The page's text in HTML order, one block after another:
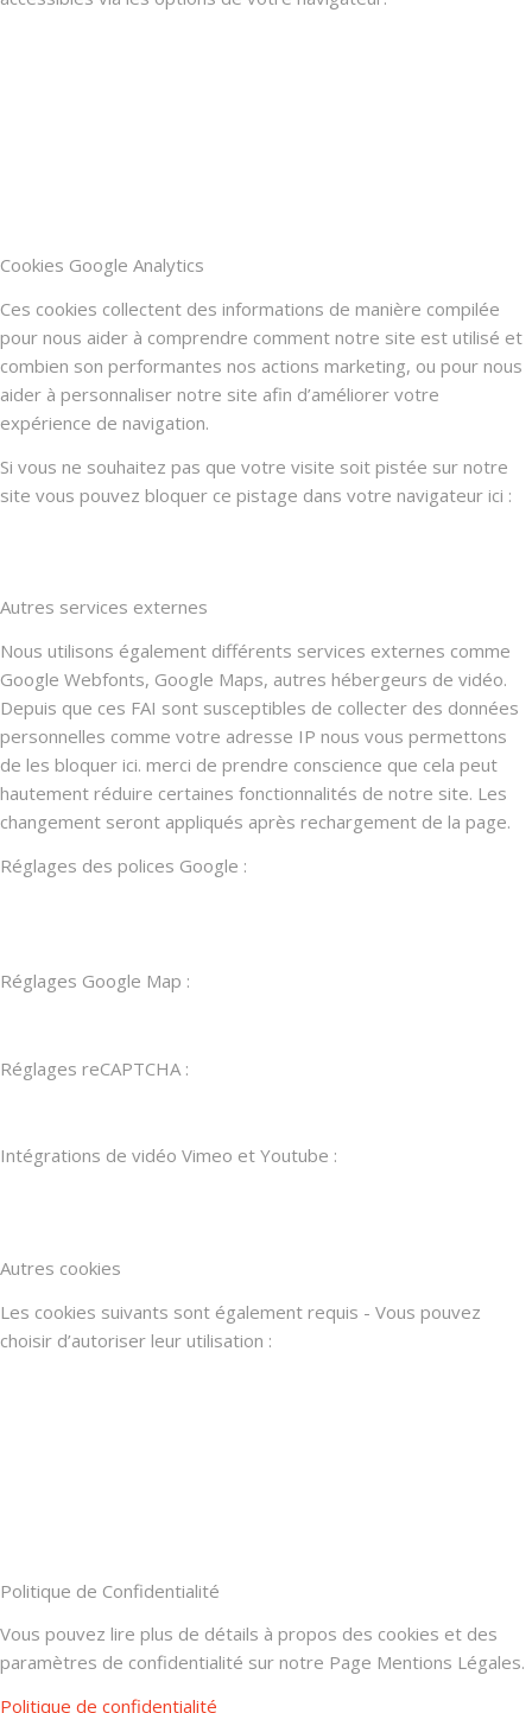
Cookies Google Analytics
Ces cookies collectent des informations de manière compilée
pour nous aider à comprendre comment notre site est utilisé et
combien son performantes nos actions marketing, ou pour nous
aider à personnaliser notre site afin d’améliorer votre
expérience de navigation.
Si vous ne souhaitez pas que votre visite soit pistée sur notre
site vous pouvez bloquer ce pistage dans votre navigateur ici :
Autres services externes
Nous utilisons également différents services externes comme
Google Webfonts, Google Maps, autres hébergeurs de vidéo.
Depuis que ces FAI sont susceptibles de collecter des données
personnelles comme votre adresse IP nous vous permettons
de les bloquer ici. merci de prendre conscience que cela peut
hautement réduire certaines fonctionnalités de notre site. Les
changement seront appliqués après rechargement de la page.
Réglages des polices Google :
Réglages Google Map :
Réglages reCAPTCHA :
Intégrations de vidéo Vimeo et Youtube :
Autres cookies
Les cookies suivants sont également requis - Vous pouvez
choisir d’autoriser leur utilisation :
Politique de Confidentialité
Vous pouvez lire plus de détails à propos des cookies et des
paramètres de confidentialité sur notre Page Mentions Légales.
Politique de confidentialité